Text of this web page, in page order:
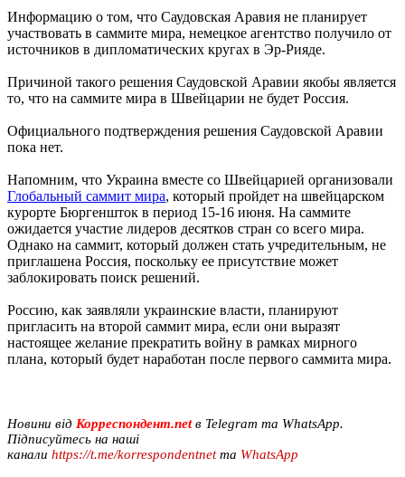
Информацию о том, что Саудовская Аравия не планирует
участвовать в саммите мира, немецкое агентство получило от
источников в дипломатических кругах в Эр-Рияде.
Причиной такого решения Саудовской Аравии якобы является
то, что на саммите мира в Швейцарии не будет Россия.
Официального подтверждения решения Саудовской Аравии
пока нет.
Напомним, что Украина вместе со Швейцарией организовали
Глобальный саммит мира, который пройдет на швейцарском
курорте Бюргеншток в период 15-16 июня. На саммите
ожидается участие лидеров десятков стран со всего мира.
Однако на саммит, который должен стать учредительным, не
приглашена Россия, поскольку ее присутствие может
заблокировать поиск решений.
Россию, как заявляли украинские власти, планируют
пригласить на второй саммит мира, если они выразят
настоящее желание прекратить войну в рамках мирного
плана, который будет наработан после первого саммита мира.
Новини від Корреспондент.netв Telegram та WhatsApp.
Підписуйтесь на наші
канали https://t.me/korrespondentnetта WhatsApp